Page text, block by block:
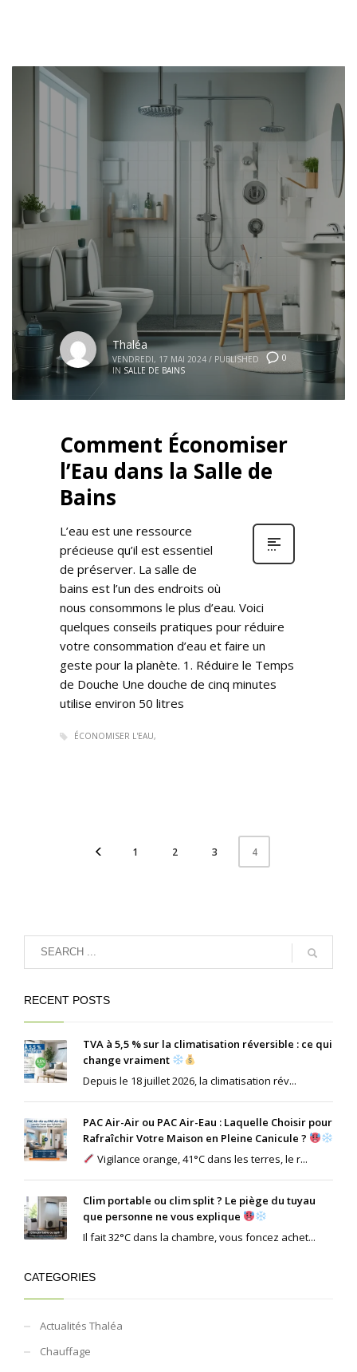
0
Thaléa
VENDREDI, 17 MAI 2024 / PUBLISHED
IN SALLE DE BAINS
Comment Économiser
l’Eau dans la Salle de
Bains
L’eau est une ressource
précieuse qu’il est essentiel
de préserver. La salle de
bains est l’un des endroits où
nous consommons le plus d’eau. Voici
quelques conseils pratiques pour réduire
votre consommation d’eau et faire un
geste pour la planète. 1. Réduire le Temps
de Douche Une douche de cinq minutes
utilise environ 50 litres
ÉCONOMISER L'EAU
1 2 3 4
RECENT POSTS
TVA à 5,5 % sur la climatisation réversible : ce qui
change vraiment
Depuis le 18 juillet 2026, la climatisation rév...
PAC Air-Air ou PAC Air-Eau : Laquelle Choisir pour
Rafraîchir Votre Maison en Pleine Canicule ?
Vigilance orange, 41°C dans les terres, le r...
Clim portable ou clim split ? Le piège du tuyau
que personne ne vous explique
Il fait 32°C dans la chambre, vous foncez achet...
CATEGORIES
Actualités Thaléa
Chauffage